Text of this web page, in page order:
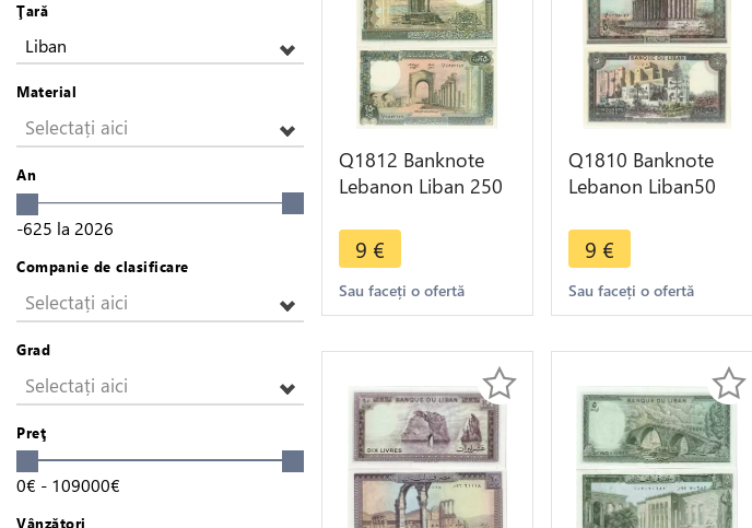
Ţară
Liban
Material
Selectați aici
An
-625 la 2026
Companie de clasificare
Selectați aici
Grad
Selectați aici
Preţ
0€ - 109000€
Vânzători
Q1812 Banknote
Lebanon Liban 250
Make offer
9 €
Sau faceți o ofertă
Q1810 Banknote
Lebanon Liban50
Bacchus 1988 UNC -
> Make offer
9 €
Sau faceți o ofertă